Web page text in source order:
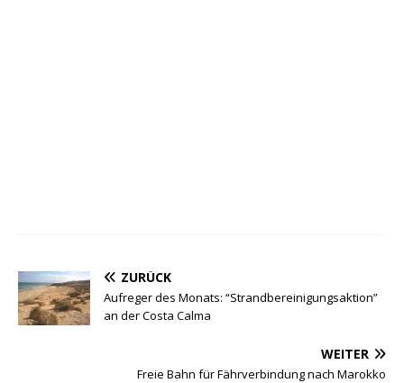
ZURÜCK
Aufreger des Monats: “Strandbereinigungsaktion”
an der Costa Calma
WEITER
Freie Bahn für Fährverbindung nach Marokko